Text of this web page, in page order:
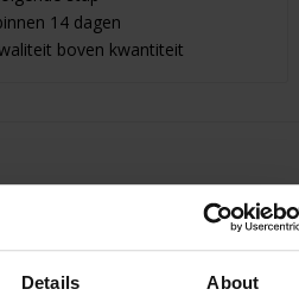
Details About
14 dagen
boven kwantiteit